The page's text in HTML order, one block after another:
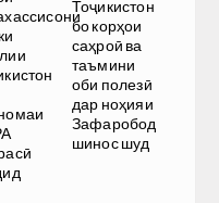
Тоҷикистон
бо корҳои
саҳроӣ ва
таъмини
оби полезӣ
дар ноҳияи
Зафаробод
шинос шуд